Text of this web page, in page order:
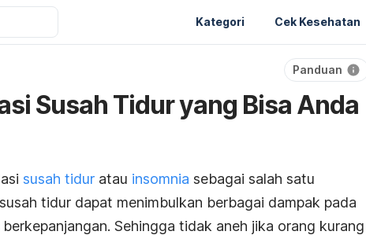
Kategori Cek Kesehatan
Panduan
Susah Tidur yang Bisa Anda
susah tidur atau insomnia sebagai salah satu
tidur dapat menimbulkan berbagai dampak pada
berkepanjangan. Sehingga tidak aneh jika orang kurang